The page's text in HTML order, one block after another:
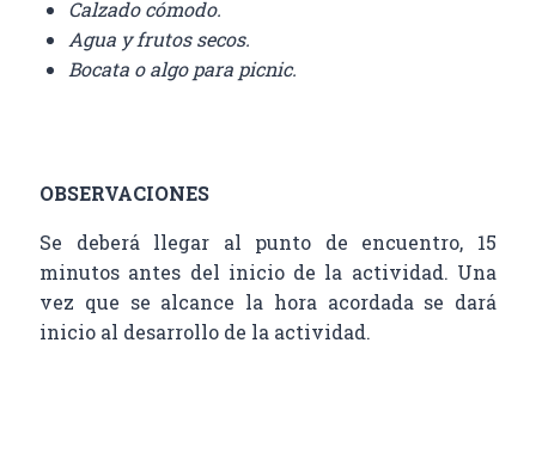
Calzado cómodo.
Agua y frutos secos.
Bocata o algo para picnic.
OBSERVACIONES
Se deberá llegar al punto de encuentro, 15
minutos antes del inicio de la actividad. Una
vez que se alcance la hora acordada se dará
inicio al desarrollo de la actividad.